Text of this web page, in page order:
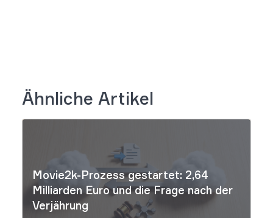
Ähnliche Artikel
Movie2k-Prozess gestartet: 2,64
Milliarden Euro und die Frage nach der
Verjährung